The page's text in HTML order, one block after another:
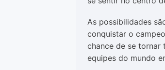
As possibilidades
conquistar o
chance de se tornar
equipes do mundo